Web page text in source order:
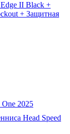
II Black +
+ Защитная
One 2025
Head Speed